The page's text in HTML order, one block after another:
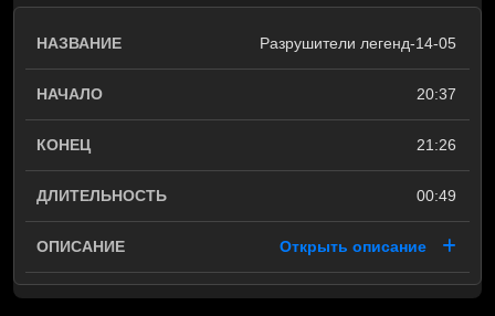
Разрушители легенд-14-05
20:37
21:26
00:49
Открыть описание